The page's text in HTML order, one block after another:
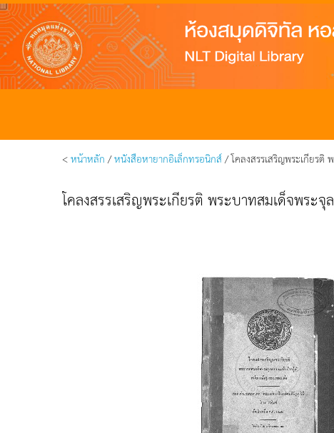
<หน้าหลัก /หนังสือหายากอิเล็กทรอนิกส์/ โคลงสรรเสริญพระเกียรติ
โคลงสรรเสริญพระเกียรติ พระบาทสมเด็จพระจุ